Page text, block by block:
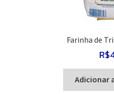
Farinha de
R$
Adicionar